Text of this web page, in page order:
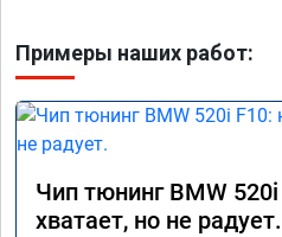
Примеры наших работ:
Чип тюнинг BMW 520i
хватает, но не радует.